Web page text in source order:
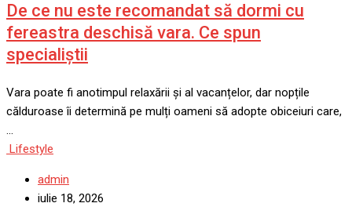
De ce nu este recomandat să dormi cu
fereastra deschisă vara. Ce spun
specialiștii
Vara poate fi anotimpul relaxării și al vacanțelor, dar nopțile
călduroase îi determină pe mulți oameni să adopte obiceiuri care,
…
Lifestyle
admin
iulie 18, 2026